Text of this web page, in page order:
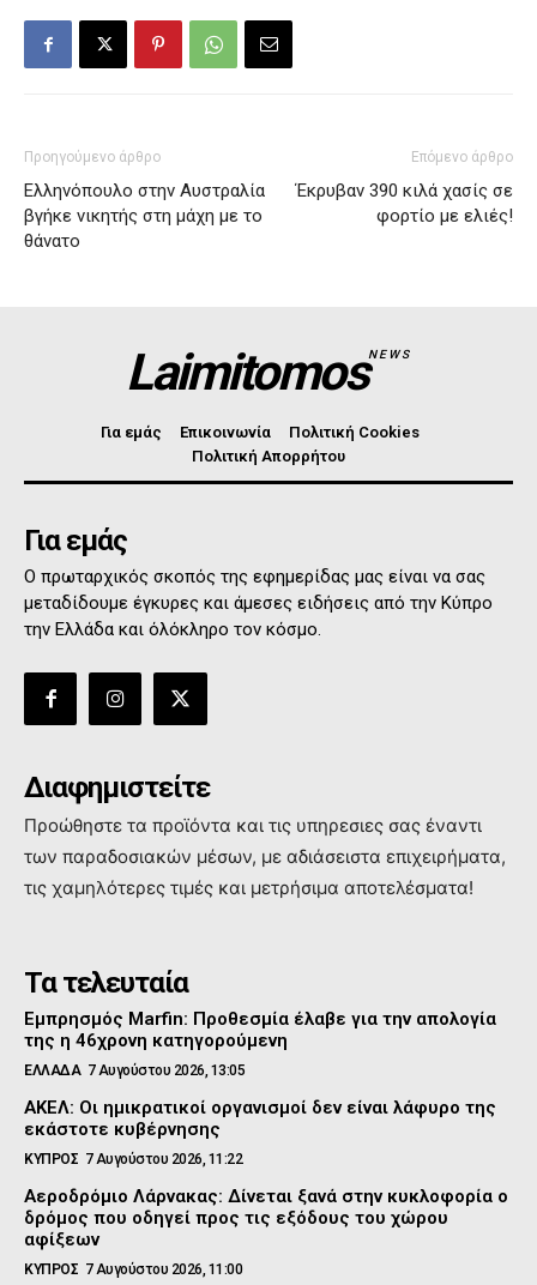
Προηγούμενο άρθρο
Ελληνόπουλο στην Αυστραλία
βγήκε νικητής στη μάχη με το
θάνατο
Επόμενο άρθρο
Έκρυβαν 390 κιλά χασίς σε
φορτίο με ελιές!
LaimitomosNEWS
Για εμάς Επικοινωνία
Πολιτική Cookies
Πολιτική Απορρήτου
Για εμάς
Ο πρωταρχικός σκοπός της εφημερίδας μας είναι να σας
μεταδίδουμε έγκυρες και άμεσες ειδήσεις από την Κύπρο
την Ελλάδα και όλόκληρο τον κόσμο.
Διαφημιστείτε
Προώθηστε τα προϊόντα και τις υπηρεσιες σας έναντι
των παραδοσιακών μέσων, με αδιάσειστα επιχειρήματα,
τις χαμηλότερες τιμές και μετρήσιμα αποτελέσματα!
Τα τελευταία
Εμπρησμός Marfin: Προθεσμία έλαβε για την απολογία
της η 46χρονη κατηγορούμενη
ΕΛΛΑΔΑ 7 Αυγούστου 2026, 13:05
ΑΚΕΛ: Οι ημικρατικοί οργανισμοί δεν είναι λάφυρο της
εκάστοτε κυβέρνησης
ΚΥΠΡΟΣ 7 Αυγούστου 2026, 11:22
Αεροδρόμιο Λάρνακας: Δίνεται ξανά στην κυκλοφορία ο
δρόμος που οδηγεί προς τις εξόδους του χώρου
αφίξεων
ΚΥΠΡΟΣ 7 Αυγούστου 2026, 11:00